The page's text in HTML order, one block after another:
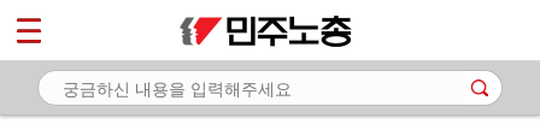
마이페이지
소개